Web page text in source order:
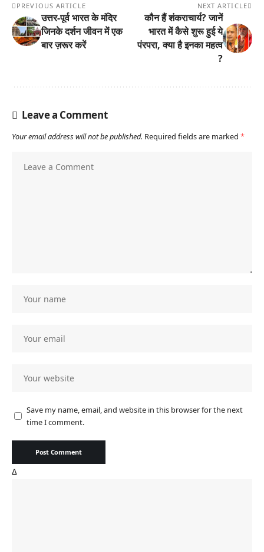
PREVIOUS ARTICLE
उत्तर-पूर्व भारत के मंदिर
जिनके दर्शन जीवन में एक
बार ज़रूर करें
NEXT ARTICLE
कौन हैं शंकराचार्य? जानें
भारत में कैसे शुरू हुई ये
पंरपरा, क्या है इनका महत्व
?
Leave a Comment
Your email address will not be published. Required fields are marked *
Save my name, email, and website in this browser for the next
time I comment.
Δ